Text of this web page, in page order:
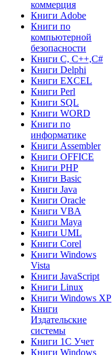
коммерция
Книги Adobe
Книги по
компьютерной
безопасности
Книги C, C++,С#
Книги Delphi
Книги EXCEL
Книги Perl
Книги SQL
Книги WORD
Книги по
информатике
Книги Assembler
Книги OFFICE
Книги PHP
Книги Basic
Книги Java
Книги Oracle
Книги VBA
Книги Maya
Книги UML
Книги Corel
Книги Windows
Vista
Книги JavaScript
Книги Linux
Книги Windows XP
Книги
Издательские
системы
Книги 1C Учет
Книги Windows